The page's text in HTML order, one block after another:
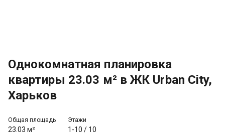
Однокомнатная планировка
квартиры 23.03 м² в ЖК Urban City,
Харьков
Общая площадь
23.03 м²
Этажи
1-10 / 10